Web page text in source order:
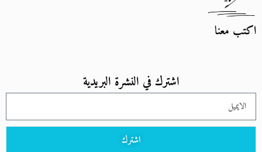
اكتب معنا
اشترك في النشرة البريدية
اشترك